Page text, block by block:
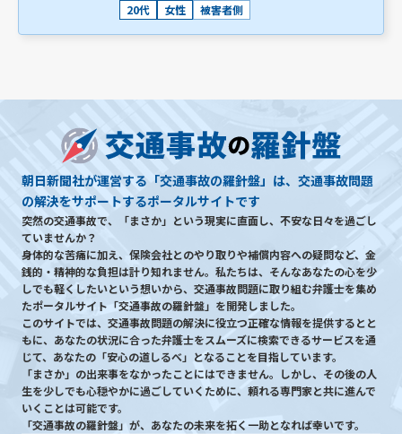
20代
女性 被害者側
朝日新聞社が運営する「交通事故の羅針盤」は、交通事故問題
の解決をサポートするポータルサイトです
突然の交通事故で、「まさか」という現実に直面し、不安な日々を過ごし
ていませんか？
身体的な苦痛に加え、保険会社とのやり取りや補償内容への疑問など、金
銭的・精神的な負担は計り知れません。私たちは、そんなあなたの心を少
しでも軽くしたいという想いから、交通事故問題に取り組む弁護士を集め
たポータルサイト「交通事故の羅針盤」を開発しました。
このサイトでは、交通事故問題の解決に役立つ正確な情報を提供するとと
もに、あなたの状況に合った弁護士をスムーズに検索できるサービスを通
じて、あなたの「安心の道しるべ」となることを目指しています。
「まさか」の出来事をなかったことにはできません。しかし、その後の人
生を少しでも心穏やかに過ごしていくために、頼れる専門家と共に進んで
いくことは可能です。
「交通事故の羅針盤」が、あなたの未来を拓く一助となれば幸いです。